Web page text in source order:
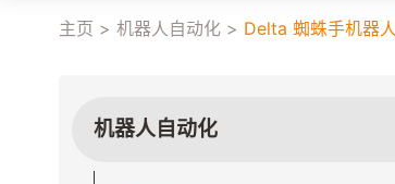
主页 > 机器人自动化 > Delta 蜘蛛手机器人
机器人自动化